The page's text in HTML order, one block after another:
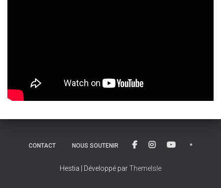
CONTACT NOUS SOUTENIR *
Hestia | Développé parThemeIsle